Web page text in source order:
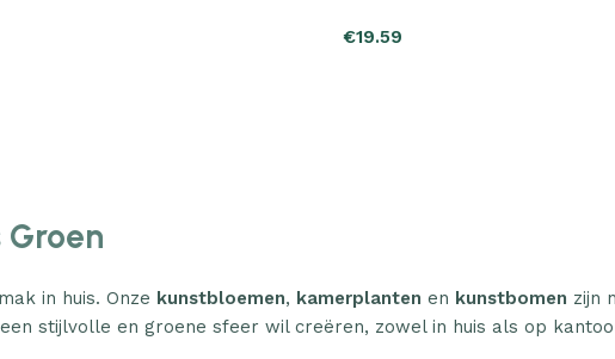
in huis. Onze kunstbloemen, kamerplanten en kunstbomen zijn
stijlvolle en groene sfeer wil creëren, zowel in huis als op